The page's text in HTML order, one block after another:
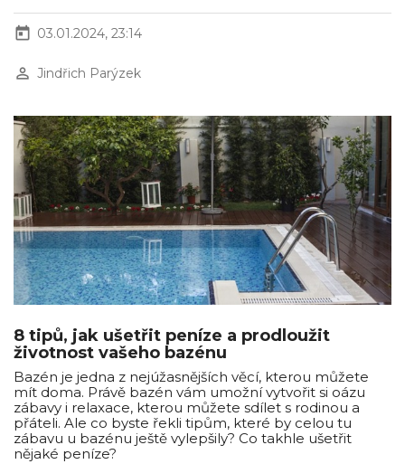
today 03.01.2024, 23:14
perm_identity Jindřich Parýzek
8 tipů, jak ušetřit peníze a prodloužit
životnost vašeho bazénu
Bazén je jedna z nejúžasnějších věcí, kterou můžete
mít doma. Právě bazén vám umožní vytvořit si oázu
zábavy i relaxace, kterou můžete sdílet s rodinou a
přáteli. Ale co byste řekli tipům, které by celou tu
zábavu u bazénu ještě vylepšily? Co takhle ušetřit
nějaké peníze?